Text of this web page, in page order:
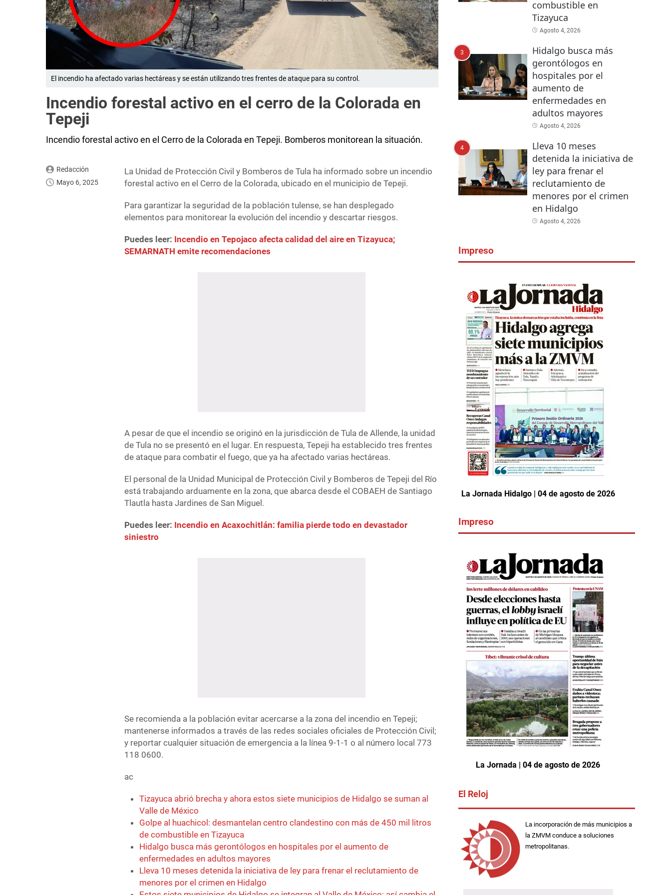
El incendio ha afectado varias hectáreas y se están utilizando tres frentes de ataque para su control.
Incendio forestal activo en el cerro de la Colorada en
Tepeji
Incendio forestal activo en el Cerro de la Colorada en Tepeji. Bomberos monitorean la situación.
Redacción
Mayo 6, 2025
La Unidad de Protección Civil y Bomberos de Tula ha informado sobre un incendio
forestal activo en el Cerro de la Colorada, ubicado en el municipio de Tepeji.
Para garantizar la seguridad de la población tulense, se han desplegado
elementos para monitorear la evolución del incendio y descartar riesgos.
Puedes leer: Incendio en Tepojaco afecta calidad del aire en Tizayuca;
SEMARNATH emite recomendaciones
A pesar de que el incendio se originó en la jurisdicción de Tula de Allende, la unidad
de Tula no se presentó en el lugar. En respuesta, Tepeji ha establecido tres frentes
de ataque para combatir el fuego, que ya ha afectado varias hectáreas.
El personal de la Unidad Municipal de Protección Civil y Bomberos de Tepeji del Río
está trabajando arduamente en la zona, que abarca desde el COBAEH de Santiago
Tlautla hasta Jardines de San Miguel.
Puedes leer: Incendio en Acaxochitlán: familia pierde todo en devastador
siniestro
Se recomienda a la población evitar acercarse a la zona del incendio en Tepeji;
mantenerse informados a través de las redes sociales oficiales de Protección Civil;
y reportar cualquier situación de emergencia a la línea 9-1-1 o al número local 773
118 0600.
ac
Tizayuca abrió brecha y ahora estos siete municipios de Hidalgo se suman al
Valle de México
Golpe al huachicol: desmantelan centro clandestino con más de 450 mil litros
de combustible en Tizayuca
Hidalgo busca más gerontólogos en hospitales por el aumento de
enfermedades en adultos mayores
Lleva 10 meses detenida la iniciativa de ley para frenar el reclutamiento de
menores por el crimen en Hidalgo
combustible en
Tizayuca
Agosto 4, 2026
3
Hidalgo busca más
gerontólogos en
hospitales por el
aumento de
enfermedades en
adultos mayores
Agosto 4, 2026
4
Lleva 10 meses
detenida la iniciativa de
ley para frenar el
reclutamiento de
menores por el crimen
en Hidalgo
Agosto 4, 2026
Impreso
La Jornada Hidalgo | 04 de agosto de 2026
Impreso
La Jornada | 04 de agosto de 2026
El Reloj
La incorporación de más municipios a
la ZMVM conduce a soluciones
metropolitanas.